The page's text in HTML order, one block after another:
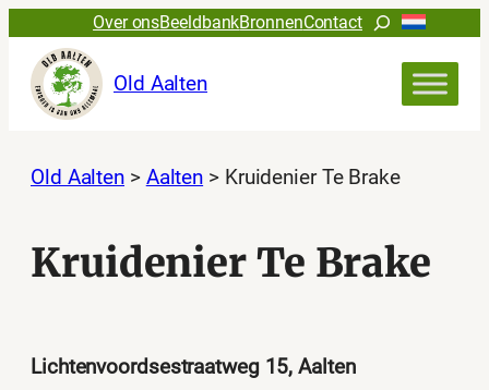
naar
inhoud
Over onsBeeldbankBronnenContactZoeken
Old Aalten
Old Aalten > Aalten > Kruidenier Te Brake
Kruidenier Te Brake
Lichtenvoordsestraatweg 15, Aalten